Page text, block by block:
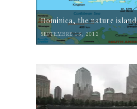
Dominica, the nature island
SEPTEMBRE 15, 2012